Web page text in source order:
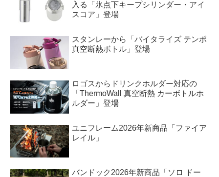
入る「氷点下キープシリンダー・アイ
スコア」登場
スタンレーから「バイタライズ テンポ
真空断熱ボトル」登場
ロゴスからドリンクホルダー対応の
「ThermoWall 真空断熱 カーボトルホ
ルダー」登場
ユニフレーム2026年新商品「ファイア
レイル」
バンドック2026年新商品「ソロ ドー